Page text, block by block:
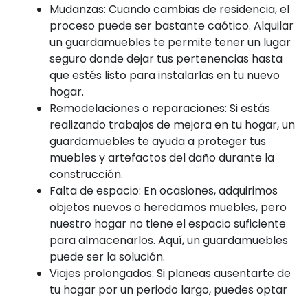
Mudanzas: Cuando cambias de residencia, el
proceso puede ser bastante caótico. Alquilar
un guardamuebles te permite tener un lugar
seguro donde dejar tus pertenencias hasta
que estés listo para instalarlas en tu nuevo
hogar.
Remodelaciones o reparaciones: Si estás
realizando trabajos de mejora en tu hogar, un
guardamuebles te ayuda a proteger tus
muebles y artefactos del daño durante la
construcción.
Falta de espacio: En ocasiones, adquirimos
objetos nuevos o heredamos muebles, pero
nuestro hogar no tiene el espacio suficiente
para almacenarlos. Aquí, un guardamuebles
puede ser la solución.
Viajes prolongados: Si planeas ausentarte de
tu hogar por un periodo largo, puedes optar